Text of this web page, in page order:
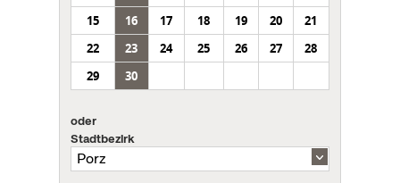
15
16 17 18 19 20
21
22
23 24 25 26 27
28
29
30
oder
Stadtbezirk